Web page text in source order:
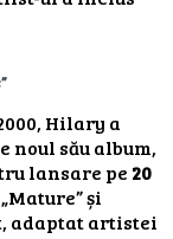
Hilary a
noul său album,
lansare pe 20
și
adaptat artistei